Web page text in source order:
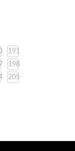
191
198
205